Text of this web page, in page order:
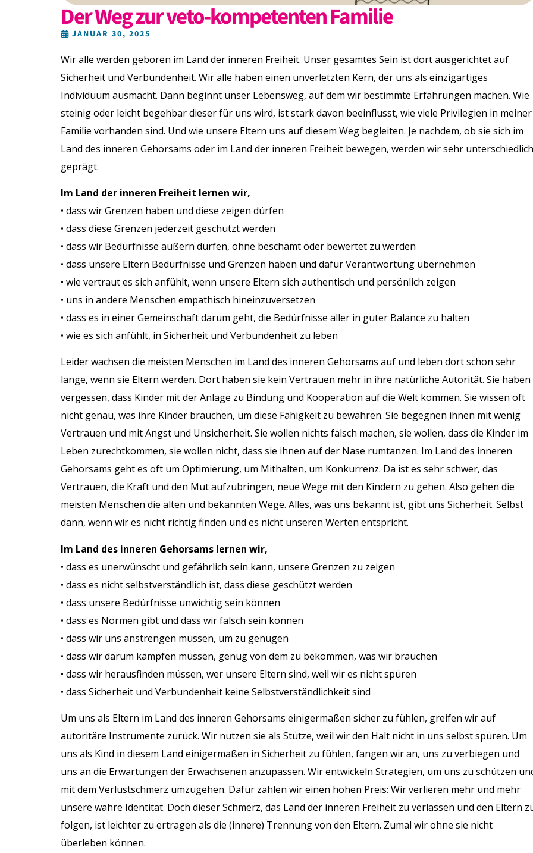
Der Weg zur veto-kompetenten Familie
JANUAR 30, 2025
Wir alle werden geboren im Land der inneren Freiheit. Unser gesamtes Sein ist dort ausgerichtet auf
Sicherheit und Verbundenheit. Wir alle haben einen unverletzten Kern, der uns als einzigartiges
Individuum ausmacht. Dann beginnt unser Lebensweg, auf dem wir bestimmte Erfahrungen machen. Wie
steinig oder leicht begehbar dieser für uns wird, ist stark davon beeinflusst, wie viele Privilegien in meiner
Familie vorhanden sind. Und wie unsere Eltern uns auf diesem Weg begleiten. Je nachdem, ob sie sich im
Land des inneren Gehorsams oder im Land der inneren Freiheit bewegen, werden wir sehr unterschiedlich
geprägt.
Im Land der inneren Freiheit lernen wir,
• dass wir Grenzen haben und diese zeigen dürfen
• dass diese Grenzen jederzeit geschützt werden
• dass wir Bedürfnisse äußern dürfen, ohne beschämt oder bewertet zu werden
• dass unsere Eltern Bedürfnisse und Grenzen haben und dafür Verantwortung übernehmen
• wie vertraut es sich anfühlt, wenn unsere Eltern sich authentisch und persönlich zeigen
• uns in andere Menschen empathisch hineinzuversetzen
• dass es in einer Gemeinschaft darum geht, die Bedürfnisse aller in guter Balance zu halten
• wie es sich anfühlt, in Sicherheit und Verbundenheit zu leben
Leider wachsen die meisten Menschen im Land des inneren Gehorsams auf und leben dort schon sehr
lange, wenn sie Eltern werden. Dort haben sie kein Vertrauen mehr in ihre natürliche Autorität. Sie haben
vergessen, dass Kinder mit der Anlage zu Bindung und Kooperation auf die Welt kommen. Sie wissen oft
nicht genau, was ihre Kinder brauchen, um diese Fähigkeit zu bewahren. Sie begegnen ihnen mit wenig
Vertrauen und mit Angst und Unsicherheit. Sie wollen nichts falsch machen, sie wollen, dass die Kinder im
Leben zurechtkommen, sie wollen nicht, dass sie ihnen auf der Nase rumtanzen. Im Land des inneren
Gehorsams geht es oft um Optimierung, um Mithalten, um Konkurrenz. Da ist es sehr schwer, das
Vertrauen, die Kraft und den Mut aufzubringen, neue Wege mit den Kindern zu gehen. Also gehen die
meisten Menschen die alten und bekannten Wege. Alles, was uns bekannt ist, gibt uns Sicherheit. Selbst
dann, wenn wir es nicht richtig finden und es nicht unseren Werten entspricht.
Im Land des inneren Gehorsams lernen wir,
• dass es unerwünscht und gefährlich sein kann, unsere Grenzen zu zeigen
• dass es nicht selbstverständlich ist, dass diese geschützt werden
• dass unsere Bedürfnisse unwichtig sein können
• dass es Normen gibt und dass wir falsch sein können
• dass wir uns anstrengen müssen, um zu genügen
• dass wir darum kämpfen müssen, genug von dem zu bekommen, was wir brauchen
• dass wir herausfinden müssen, wer unsere Eltern sind, weil wir es nicht spüren
• dass Sicherheit und Verbundenheit keine Selbstverständlichkeit sind
Um uns als Eltern im Land des inneren Gehorsams einigermaßen sicher zu fühlen, greifen wir auf
autoritäre Instrumente zurück. Wir nutzen sie als Stütze, weil wir den Halt nicht in uns selbst spüren. Um
uns als Kind in diesem Land einigermaßen in Sicherheit zu fühlen, fangen wir an, uns zu verbiegen und
uns an die Erwartungen der Erwachsenen anzupassen. Wir entwickeln Strategien, um uns zu schützen
mit dem Verlustschmerz umzugehen. Dafür zahlen wir einen hohen Preis: Wir verlieren mehr und mehr
unsere wahre Identität. Doch dieser Schmerz, das Land der inneren Freiheit zu verlassen und den Eltern
folgen, ist leichter zu ertragen als die (innere) Trennung von den Eltern. Zumal wir ohne sie nicht
überleben können.